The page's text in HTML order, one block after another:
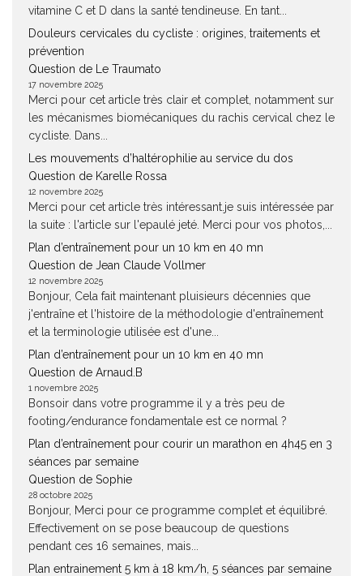
vitamine C et D dans la santé tendineuse. En tant...
Douleurs cervicales du cycliste : origines, traitements et
prévention
Question de Le Traumato
17 novembre 2025
Merci pour cet article très clair et complet, notamment sur
les mécanismes biomécaniques du rachis cervical chez le
cycliste. Dans...
Les mouvements d’haltérophilie au service du dos
Question de Karelle Rossa
12 novembre 2025
Merci pour cet article très intéressant.je suis intéressée par
la suite : l'article sur l'epaulé jeté. Merci pour vos photos,...
Plan d’entraînement pour un 10 km en 40 mn
Question de Jean Claude Vollmer
12 novembre 2025
Bonjour, Cela fait maintenant pluisieurs décennies que
j'entraîne et l'histoire de la méthodologie d'entraînement
et la terminologie utilisée est d'une...
Plan d’entraînement pour un 10 km en 40 mn
Question de Arnaud.B
1 novembre 2025
Bonsoir dans votre programme il y a très peu de
footing/endurance fondamentale est ce normal ?
Plan d’entraînement pour courir un marathon en 4h45 en 3
séances par semaine
Question de Sophie
28 octobre 2025
Bonjour, Merci pour ce programme complet et équilibré.
Effectivement on se pose beaucoup de questions
pendant ces 16 semaines, mais...
Plan entrainement 5 km à 18 km/h, 5 séances par semaine